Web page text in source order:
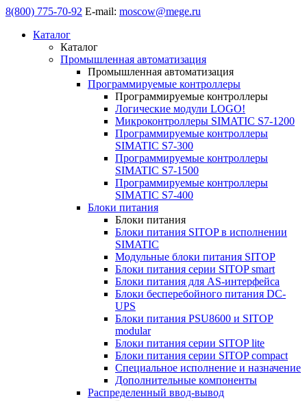
8(800) 775-70-92 E-mail: moscow@mege.ru
Каталог
Каталог
Промышленная автоматизация
Промышленная автоматизация
Программируемые контроллеры
Программируемые контроллеры
Логические модули LOGO!
Микроконтроллеры SIMATIC S7-1200
Программируемые контроллеры
SIMATIC S7-300
Программируемые контроллеры
SIMATIC S7-1500
Программируемые контроллеры
SIMATIC S7-400
Блоки питания
Блоки питания
Блоки питания SITOP в исполнении
SIMATIC
Модульные блоки питания SITOP
Блоки питания серии SITOP smart
Блоки питания для AS-интерфейса
Блоки бесперебойного питания DC-
UPS
Блоки питания PSU8600 и SITOP
modular
Блоки питания серии SITOP lite
Блоки питания серии SITOP compact
Специальное исполнение и назначение
Дополнительные компоненты
Распределенный ввод-вывод